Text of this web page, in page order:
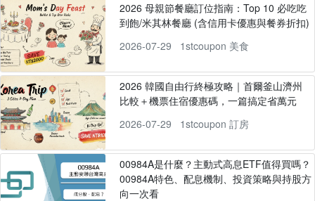
2026 母親節餐廳訂位指南：Top 10 必吃吃
到飽/米其林餐廳 (含信用卡優惠與餐券折扣)
2026-07-29
1stcoupon 美食
2026 韓國自由行終極攻略｜首爾釜山濟州
比較＋機票住宿優惠碼，一篇搞定省萬元
2026-07-29
1stcoupon 訂房
00984A是什麼？主動式高息ETF值得買嗎？
00984A特色、配息機制、投資策略與持股方
向一次看